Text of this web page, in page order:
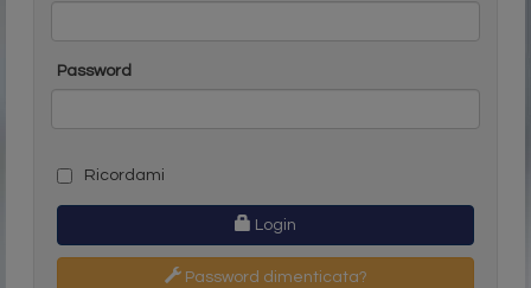
Password
Ricordami
Login
Password dimenticata?